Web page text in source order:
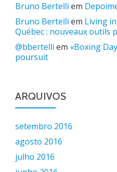
Bruno Bertelli em
Bruno Bertelli em Living
Québec : nouveaux outils
@bbertelli em «Boxing
poursuit
ARQUIVOS
setembro 2016
agosto 2016
julho 2016